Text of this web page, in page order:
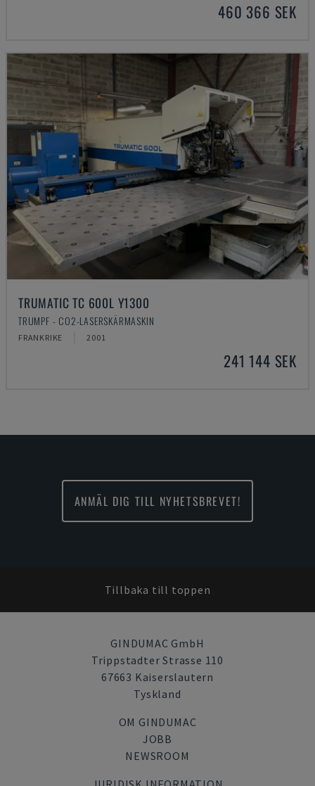
460 366 SEK
TRUMATIC TC 600L Y1300
TRUMPF - CO2-LASERSKÄRMASKIN
FRANKRIKE 2001
241 144 SEK
ANMÄL DIG TILL NYHETSBREVET!
Tillbaka till toppen
GINDUMAC GmbH
Trippstadter Strasse 110
67663 Kaiserslautern
Tyskland
OM GINDUMAC
JOBB
NEWSROOM